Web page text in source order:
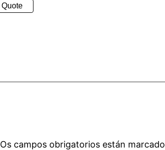
Quote
Os campos obrigatorios están